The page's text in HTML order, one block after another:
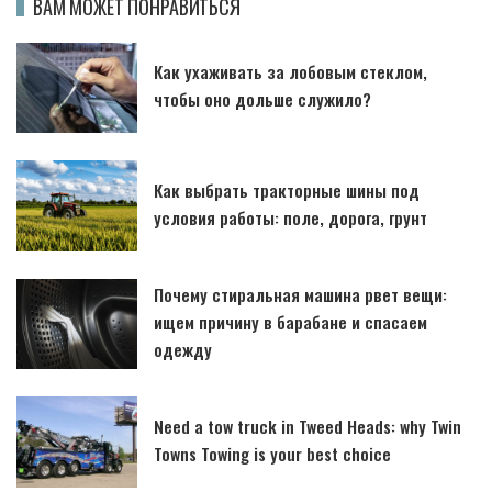
ВАМ МОЖЕТ ПОНРАВИТЬСЯ
Как ухаживать за лобовым стеклом,
чтобы оно дольше служило?
Как выбрать тракторные шины под
условия работы: поле, дорога, грунт
Почему стиральная машина рвет вещи:
ищем причину в барабане и спасаем
одежду
Need a tow truck in Tweed Heads: why Twin
Towns Towing is your best choice